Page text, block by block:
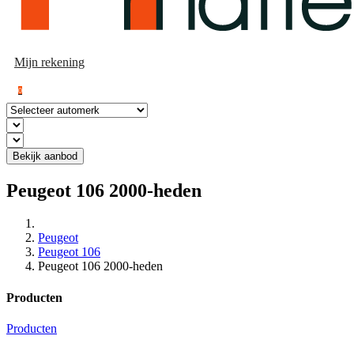
Mijn rekening
0
Bekijk aanbod
Peugeot 106 2000-heden
Peugeot
Peugeot 106
Peugeot 106 2000-heden
Producten
Producten